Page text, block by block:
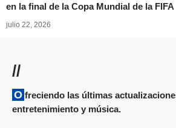
en la final de la Copa Mundial de la FIFA
julio 22, 2026
//
Ofreciendo las últimas actualizaciones y noticias sobre
entretenimiento y música.